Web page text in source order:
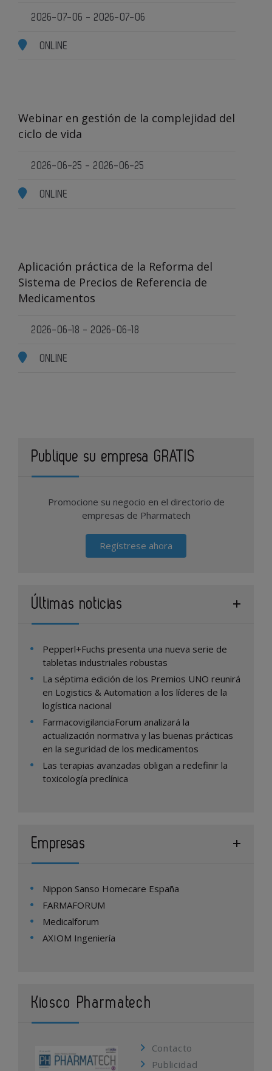
2026-07-06 - 2026-07-06
ONLINE
Webinar en gestión de la complejidad del
ciclo de vida
2026-06-25 - 2026-06-25
ONLINE
Aplicación práctica de la Reforma del
Sistema de Precios de Referencia de
Medicamentos
2026-06-18 - 2026-06-18
ONLINE
Publique su empresa GRATIS
Promocione su negocio en el directorio de
empresas de Pharmatech
Regístrese ahora
Últimas noticias
Pepperl+Fuchs presenta una nueva serie de
tabletas industriales robustas
La séptima edición de los Premios UNO reunirá
en Logistics & Automation a los líderes de la
logística nacional
FarmacovigilanciaForum analizará la
actualización normativa y las buenas prácticas
en la seguridad de los medicamentos
Las terapias avanzadas obligan a redefinir la
toxicología preclínica
Empresas
Nippon Sanso Homecare España
FARMAFORUM
Medicalforum
AXIOM Ingeniería
Kiosco Pharmatech
Contacto
Publicidad